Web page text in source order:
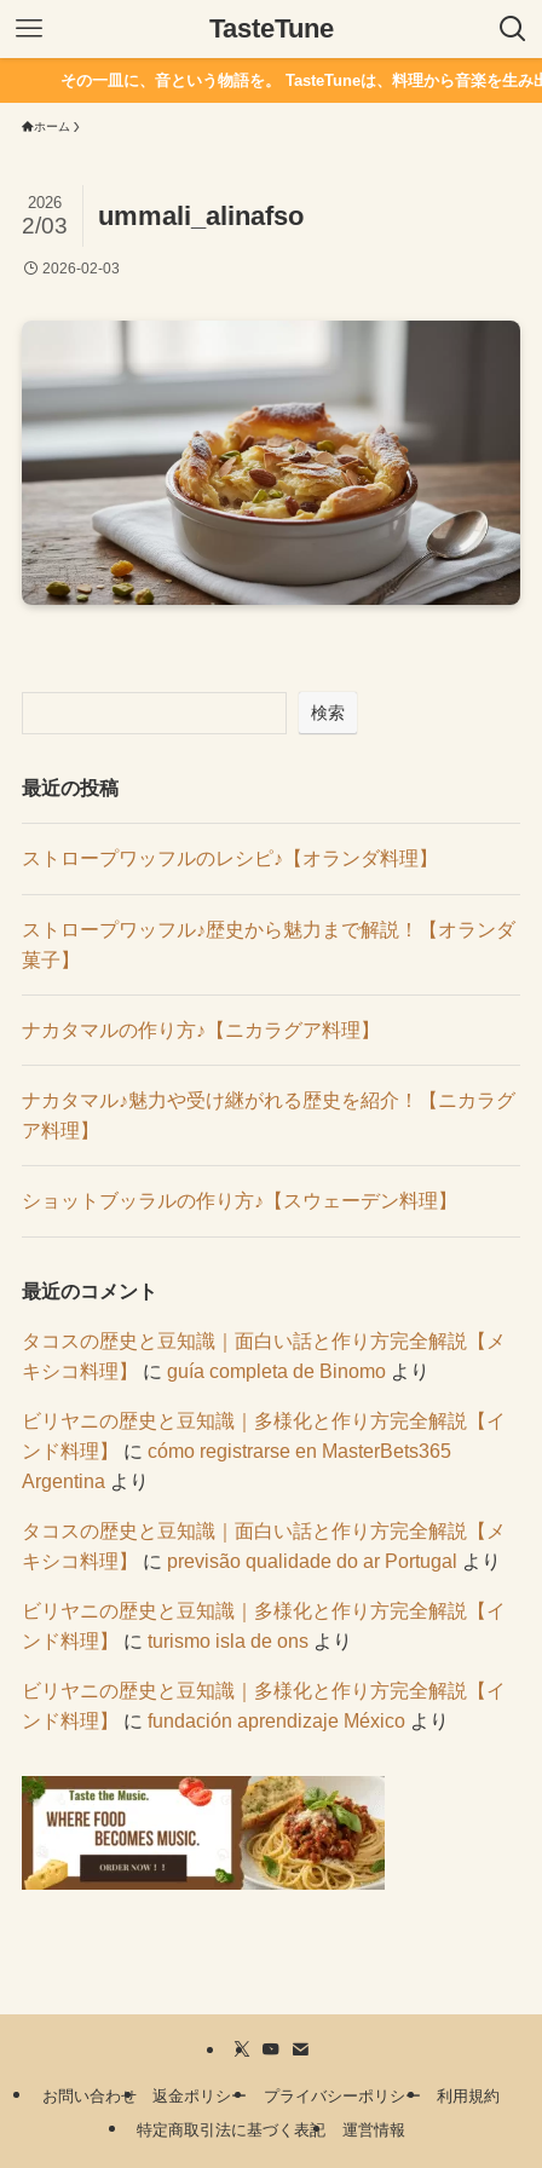
TasteTune
その一皿に、音という物語を。 TasteTuneは、料理から音楽を生み出
ホーム
ummali_alinafso
2026
2/03
2026-02-03
検索
最近の投稿
ストロープワッフルのレシピ♪【オランダ料理】
ストロープワッフル♪歴史から魅力まで解説！【オランダ
菓子】
ナカタマルの作り方♪【ニカラグア料理】
ナカタマル♪魅力や受け継がれる歴史を紹介！【ニカラグ
ア料理】
ショットブッラルの作り方♪【スウェーデン料理】
最近のコメント
タコスの歴史と豆知識｜面白い話と作り方完全解説【メ
キシコ料理】
に guía completa de Binomoより
ビリヤニの歴史と豆知識｜多様化と作り方完全解説【イ
ンド料理】
に cómo registrarse en MasterBets365
Argentina より
タコスの歴史と豆知識｜面白い話と作り方完全解説【メ
キシコ料理】
に previsão qualidade do ar Portugal より
ビリヤニの歴史と豆知識｜多様化と作り方完全解説【イ
ンド料理】
に turismo isla de onsより
ビリヤニの歴史と豆知識｜多様化と作り方完全解説【イ
ンド料理】
に fundación aprendizaje Méxicoより
お問い合わせ 返金ポリシー プライバシーポリシー
利用規約
特定商取引法に基づく表記
運営情報